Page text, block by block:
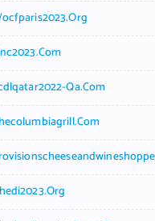
Qa.com